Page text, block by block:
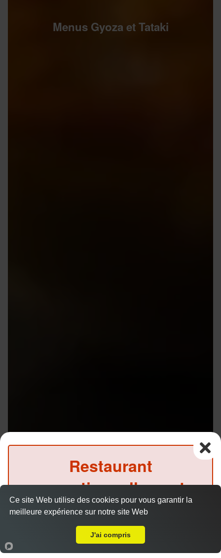
Menus Gyoza et Tataki
Accueil Panier Compte
Restaurant
exceptionnellement
fermé ce midi
(Précommande possible)
Ce site Web utilise des cookies pour vous garantir la
meilleure expérience sur notre site Web
J'ai compris